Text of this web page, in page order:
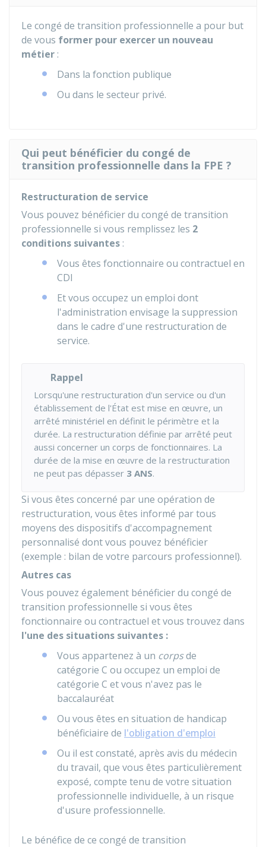
Le congé de transition professionnelle a pour but
de vous former pour exercer un nouveau
métier :
Dans la fonction publique
Ou dans le secteur privé.
Qui peut bénéficier du congé de
transition professionnelle dans la FPE ?
Restructuration de service
Vous pouvez bénéficier du congé de transition
professionnelle si vous remplissez les 2
conditions suivantes :
Vous êtes fonctionnaire ou contractuel en
CDI
Et vous occupez un emploi dont
l'administration envisage la suppression
dans le cadre d'une restructuration de
service.
Rappel
Lorsqu'une restructuration d'un service ou d'un
établissement de l'État est mise en œuvre, un
arrêté ministériel en définit le périmètre et la
durée. La restructuration définie par arrêté peut
aussi concerner un corps de fonctionnaires. La
durée de la mise en œuvre de la restructuration
ne peut pas dépasser 3 ANS.
Si vous êtes concerné par une opération de
restructuration, vous êtes informé par tous
moyens des dispositifs d'accompagnement
personnalisé dont vous pouvez bénéficier
(exemple : bilan de votre parcours professionnel).
Autres cas
Vous pouvez également bénéficier du congé de
transition professionnelle si vous êtes
fonctionnaire ou contractuel et vous trouvez dans
l'une des situations suivantes :
Vous appartenez à un corpsde
catégorie C ou occupez un emploi de
catégorie C et vous n'avez pas le
baccalauréat
Ou vous êtes en situation de handicap
bénéficiaire de l'obligation d'emploi
Ou il est constaté, après avis du médecin
du travail, que vous êtes particulièrement
exposé, compte tenu de votre situation
professionnelle individuelle, à un risque
d'usure professionnelle.
Le bénéfice de ce congé de transition